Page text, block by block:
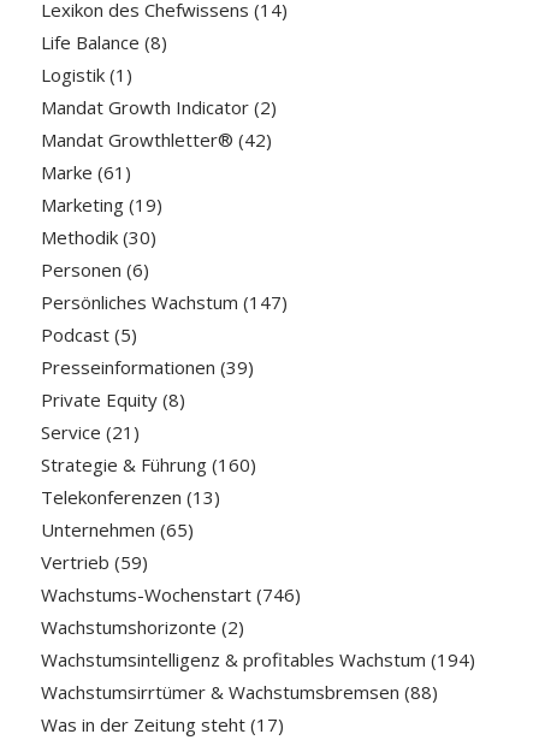
Lexikon des Chefwissens (14)
Life Balance (8)
Logistik(1)
Mandat Growth Indicator(2)
Mandat Growthletter® (42)
Marke (61)
Marketing(19)
Methodik(30)
Personen (6)
Persönliches Wachstum (147)
Podcast(5)
Presseinformationen (39)
Private Equity(8)
Service (21)
Strategie & Führung(160)
Telekonferenzen (13)
Unternehmen (65)
Vertrieb (59)
Wachstums-Wochenstart(746)
Wachstumshorizonte (2)
Wachstumsintelligenz & profitables Wachstum (194)
Wachstumsirrtümer & Wachstumsbremsen (88)
Was in der Zeitung steht(17)